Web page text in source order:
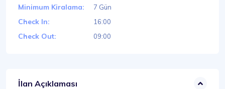
Minimum Kiralama: 7 Gün
Check In: 16:00
Check Out: 09:00
İlan Açıklaması